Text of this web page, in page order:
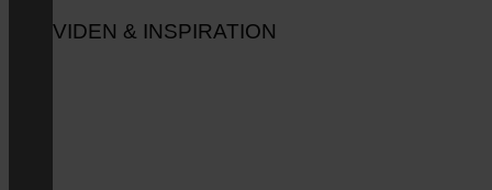
VIDEN & INSPIRATION